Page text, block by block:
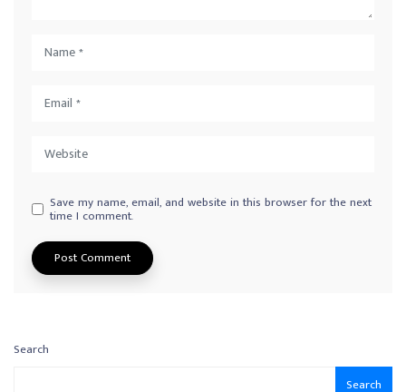
Save my name, email, and website in this browser for the next
time I comment.
Search
Search